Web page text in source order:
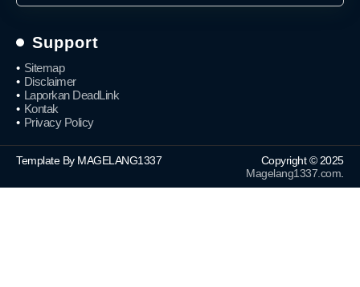
Sitemap
Disclaimer
Laporkan DeadLink
Kontak
Privacy Policy